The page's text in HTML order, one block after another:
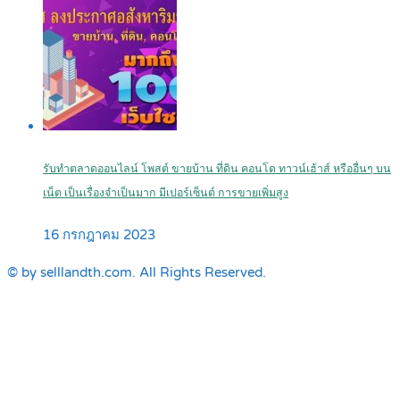
รับทำตลาดออนไลน์ โพสต์ ขายบ้าน ที่ดิน คอนโด ทาวน์เฮ้าส์ หรืออื่นๆ บน
เน็ต เป็นเรื่องจำเป็นมาก มีเปอร์เซ็นต์ การขายเพิ่มสูง
16 กรกฎาคม 2023
© by selllandth.com. All Rights Reserved.